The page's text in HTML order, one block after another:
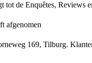
tot de Enquêtes, Reviews
afgenomen
169, Tilburg.